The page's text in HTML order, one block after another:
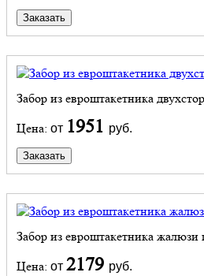
Заказать
Забор из евроштакетника
Цена: от 1951 руб.
Заказать
Забор из евроштакетника жалюзи
Цена: от 2179 руб.